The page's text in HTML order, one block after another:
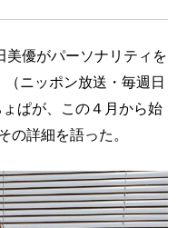
美優がパーソナリティを
ニッポン放送・毎週日
ぱが、この４月から始
の詳細を語った。